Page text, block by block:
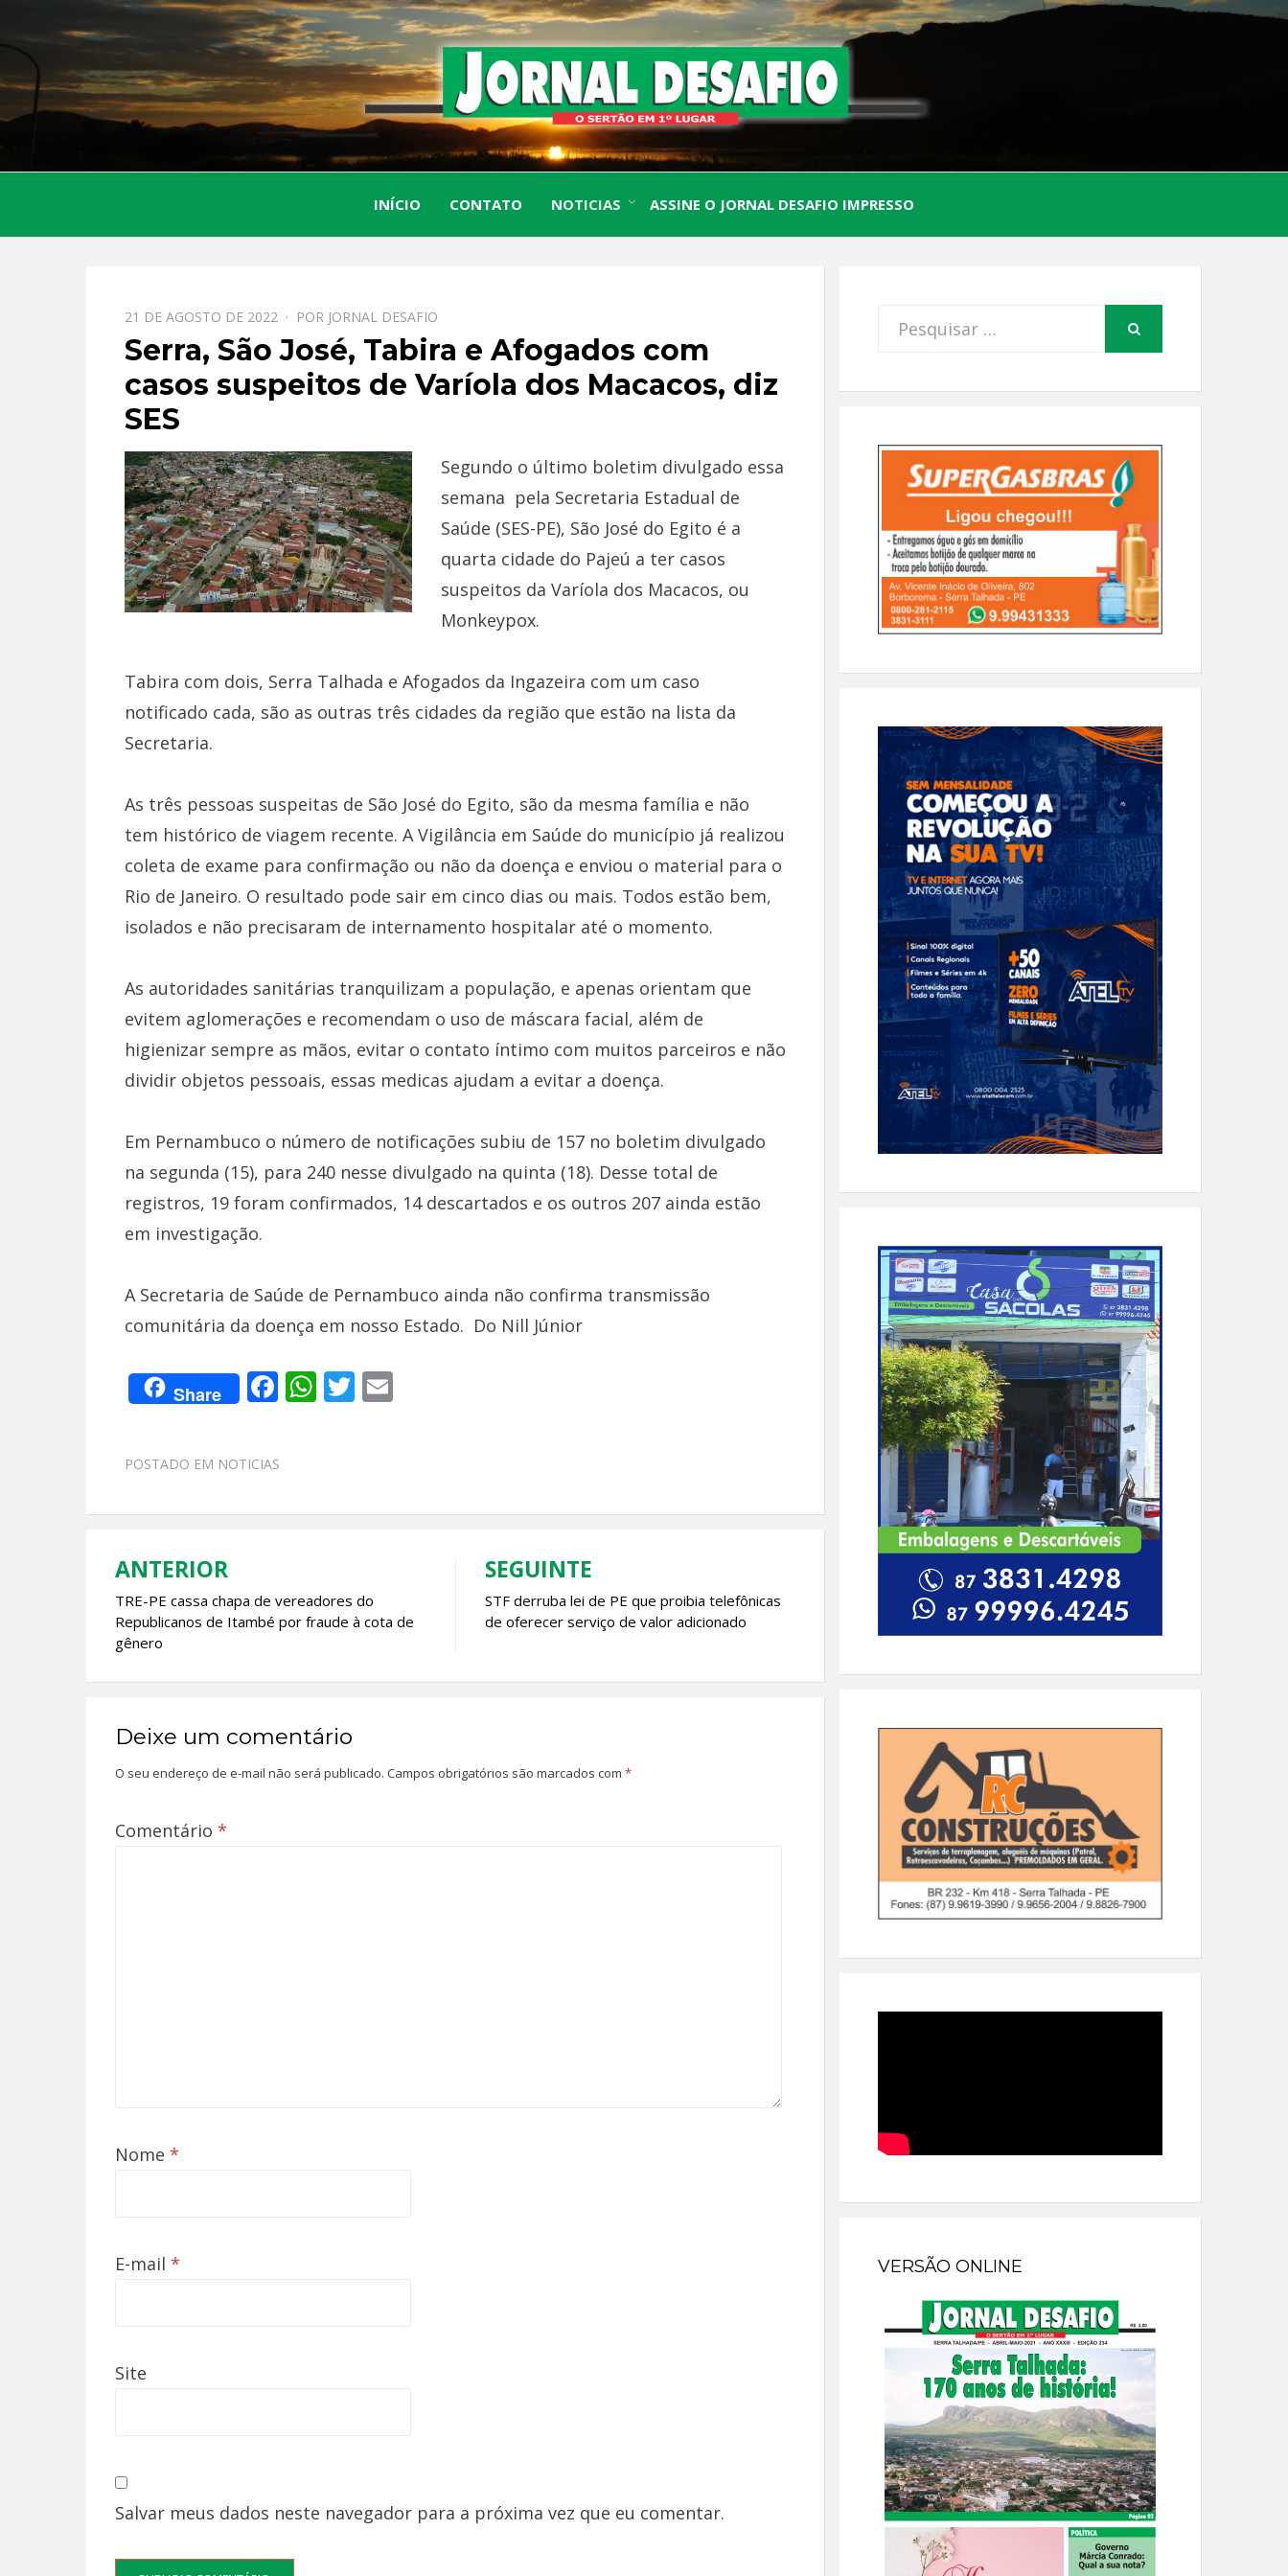
JORNAL
DESAFIO
O Sertão em 1º Lugar
INÍCIO CONTATO NOTICIAS ASSINE O JORNAL DESAFIO IMPRESSO
PPOSTADO
EM
21 DE AGOSTO DE 2022 POR JORNAL DESAFIO
Serra, São José, Tabira e Afogados com
casos suspeitos de Varíola dos Macacos, diz
SES
Segundo o último boletim divulgado essa
semana pela Secretaria Estadual de
Saúde (SES-PE), São José do Egito é a
quarta cidade do Pajeú a ter casos
suspeitos da Varíola dos Macacos, ou
Monkeypox.
Tabira com dois, Serra Talhada e Afogados da Ingazeira com um caso
notificado cada, são as outras três cidades da região que estão na lista da
Secretaria.
As três pessoas suspeitas de São José do Egito, são da mesma família e não
tem histórico de viagem recente. A Vigilância em Saúde do município já realizou
coleta de exame para confirmação ou não da doença e enviou o material para o
Rio de Janeiro. O resultado pode sair em cinco dias ou mais. Todos estão bem,
isolados e não precisaram de internamento hospitalar até o momento.
As autoridades sanitárias tranquilizam a população, e apenas orientam que
evitem aglomerações e recomendam o uso de máscara facial, além de
higienizar sempre as mãos, evitar o contato íntimo com muitos parceiros e não
dividir objetos pessoais, essas medicas ajudam a evitar a doença.
Em Pernambuco o número de notificações subiu de 157 no boletim divulgado
na segunda (15), para 240 nesse divulgado na quinta (18). Desse total de
registros, 19 foram confirmados, 14 descartados e os outros 207 ainda estão
em investigação.
A Secretaria de Saúde de Pernambuco ainda não confirma transmissão
comunitária da doença em nosso Estado. Do Nill Júnior
Share F
b
o
W
A
T E
POSTADO EM NOTICIAS
Navegação
de
Post
ANTERIOR
TRE-PE cassa chapa de vereadores do
Republicanos de Itambé por fraude à cota de
gênero
SEGUINTE
STF derruba lei de PE que proibia telefônicas
de oferecer serviço de valor adicionado
Deixe um comentário
O seu endereço de e-mail não será publicado. Campos obrigatórios são marcados com *
Comentário *
Nome *
E-mail *
Site
Salvar meus dados neste navegador para a próxima vez que eu comentar.
Procurar
VERSÃO ONLINE